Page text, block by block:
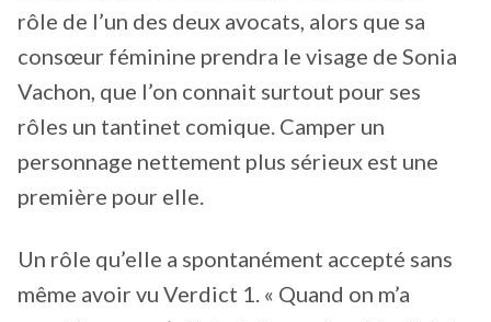
rôle de l’un des deux avocats, alors que sa
consœur féminine prendra le visage de Sonia
Vachon, que l’on connait surtout pour ses
rôles un tantinet comique. Camper un
personnage nettement plus sérieux est une
première pour elle.
Un rôle qu’elle a spontanément accepté sans
même avoir vu Verdict 1. « Quand on m’a